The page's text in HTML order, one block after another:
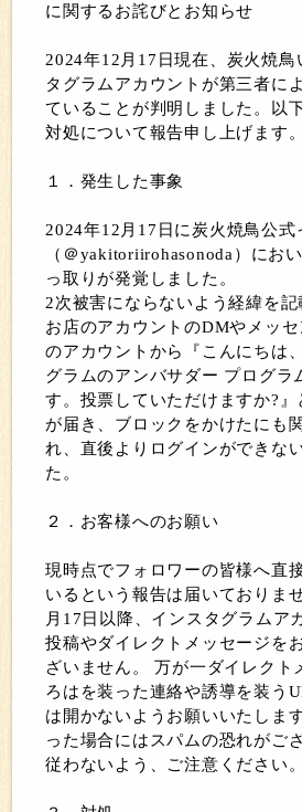
に関するお詫びとお知らせ
2024年12月17日現在、炭火焼鳥
タグラムアカウントが第三者に
ていることが判明しました。以
対処について報告申し上げます。
１．発生した事象
2024年12月17日に炭火焼鳥公式
（＠yakitoriirohasonoda）にお
っ取りが発覚しました。
2次被害にならないよう経緯を記
お店のアカウントのDMやメッ
のアカウントから『こんにちは
グラムのアンバサダー プログラ
す。投票していただけますか?
が届き、ブロックをかけたにも
れ、直後よりログインができな
た。
２．お客様へのお願い
現時点でフォロワーの皆様へ直
いるという報告は届いておりま
月17日以降、インスタグラムア
投稿やダイレクトメッセージを
ざいません。 万が一ダイレクト
ろはを装った連絡や誘導を装う
は開かないようお願いいたしま
った場合にはスパムの恐れがご
従わないよう、ご注意ください。